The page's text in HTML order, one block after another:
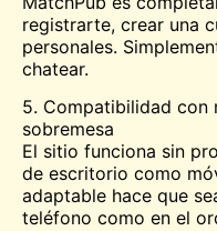
registrarte, crear una
personales.
chatear.
5. Compatibilidad con
sobremesa
El sitio funciona sin
de escritorio como
adaptable hace que
teléfono como en el